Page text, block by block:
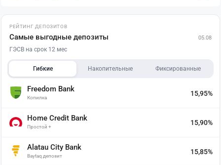
РЕЙТИНГ ДЕПОЗИТОВ
Самые выгодные депозиты 05.08
ГЭСВ на срок 12 мес
Гибкие Накопительные Фиксированные
Freedom Bank
Копилка
15,95%
Home Credit Bank
Простой +
15,90%
Alatau City Bank
Baytaq депозит
15,85%